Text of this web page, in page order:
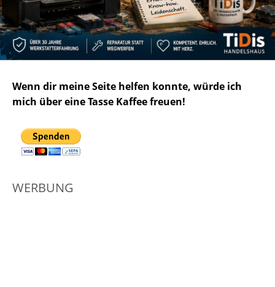
Wenn dir meine Seite helfen konnte, würde ich
mich über eine Tasse Kaffee freuen!
WERBUNG